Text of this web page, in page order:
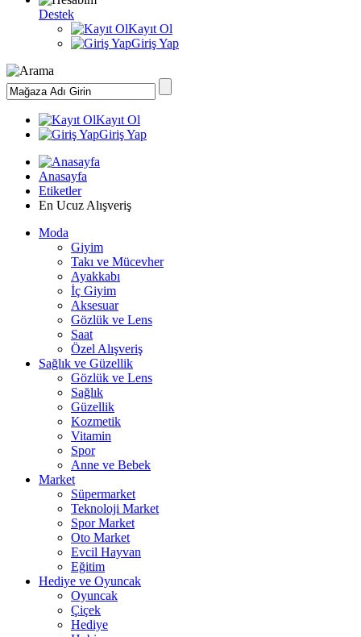
Destek
Kayıt Ol
Giriş Yap
Kayıt Ol
Giriş Yap
Anasayfa
Etiketler
En Ucuz Alışveriş
Moda
Giyim
Takı ve Mücevher
Ayakkabı
İç Giyim
Aksesuar
Gözlük ve Lens
Saat
Özel Alışveriş
Sağlık ve Güzellik
Gözlük ve Lens
Sağlık
Güzellik
Kozmetik
Vitamin
Spor
Anne ve Bebek
Market
Süpermarket
Teknoloji Market
Spor Market
Oto Market
Evcil Hayvan
Eğitim
Hediye ve Oyuncak
Oyuncak
Çiçek
Hediye